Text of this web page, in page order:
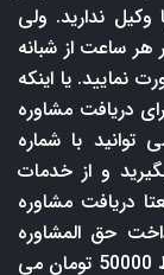
ندارید. ولی
هر ساعت از شبانه
نمایید. یا اینکه
دریافت مشاوره
با شماره
02147625900 تماس بگیرید و از خدمات
دریافت مشاوره
حق المشاوره
است اما در وکلای تلفنی ما شما با پرداخت فقط 50000 تومان می